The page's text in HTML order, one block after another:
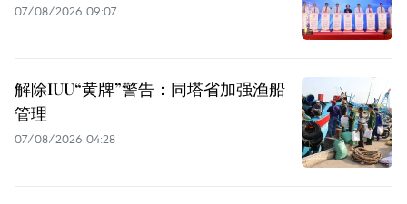
07/08/2026 09:07
解除IUU“黄牌”警告：同塔省加强渔船
管理
07/08/2026 04:28